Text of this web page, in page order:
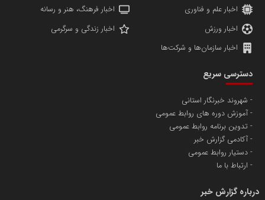
پایگاه اطلاع رسانی اعتلای نهادهای مردمی
تامین آهن اسفنجی تولیدکنندگان فولاد در کشور
مسعودصادقی
اخبار علم و فناوری
اخبار فرهنگ، هنر و رسانه
اخبار ورزش
اخبار زندگی و سرگرمی
اخبار سازمان‌ها و شرکت‌ها
دسترسی سریع
شهروند خبرنگار استانی
آموزش دوره های روابط عمومی
تدوین برنامه روابط عمومی
آکادمی گزارش خبر
دستیار روابط عمومی
ارتباط با ما
درباره گزارش خبر